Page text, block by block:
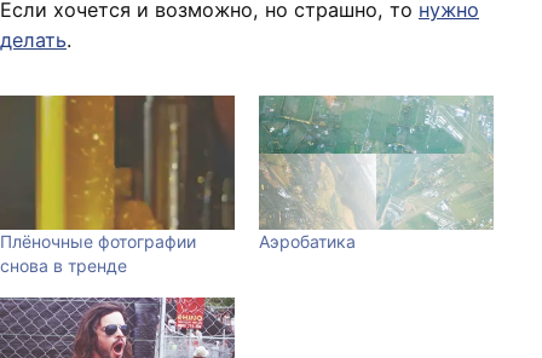
Если хочется и возможно, но страшно, то нужно
делать.
Плёночные фотографии
снова в тренде
Аэробатика